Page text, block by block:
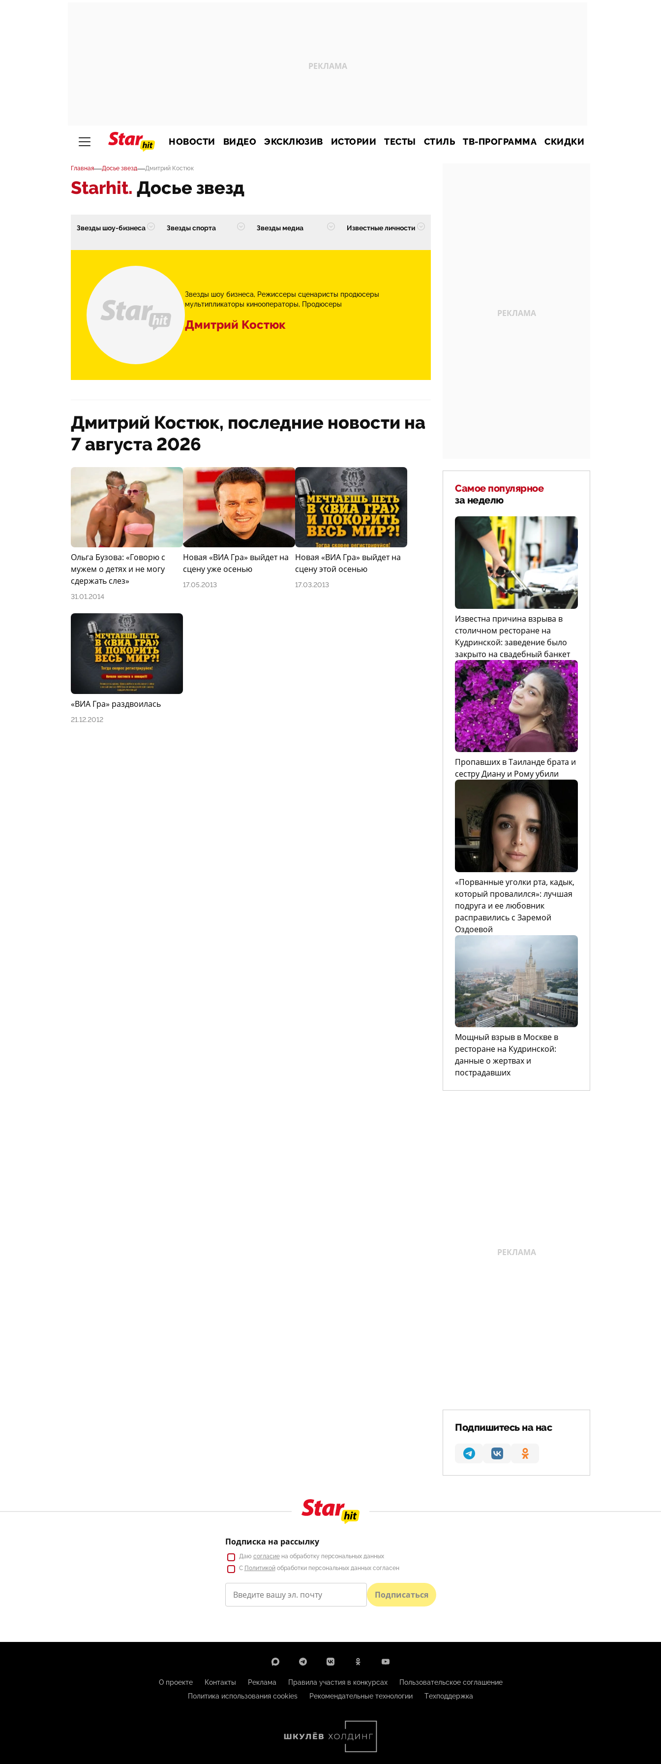
НОВОСТИ ВИДЕО ЭКСКЛЮЗИВ ИСТОРИИ ТЕСТЫ СТИЛЬ ТВ-ПРОГРАММА СКИДКИ
Главная—Досье звезд—Дмитрий Костюк
Starhit. Досье звезд
Звезды шоу-бизнеса Звезды спорта Звезды медиа Известные личности
Звезды шоу бизнеса
Режиссеры сценаристы продюсеры
мультипликаторы кинооператоры
Продюсеры
Дмитрий Костюк
Дмитрий Костюк, последние новости на
7 августа 2026
Ольга Бузова: «Говорю с
мужем о детях и не могу
сдержать слез»
31.01.2014
Новая «ВИА Гра» выйдет на
сцену уже осенью
17.05.2013
Новая «ВИА Гра» выйдет на
сцену этой осенью
17.03.2013
«ВИА Гра» раздвоилась
21.12.2012
Самое популярное
за неделю
Известна причина взрыва в
столичном ресторане на
Кудринской: заведение было
закрыто на свадебный банкет
Пропавших в Таиланде брата и
сестру Диану и Рому убили
«Порванные уголки рта, кадык,
который провалился»: лучшая
подруга и ее любовник
расправились с Заремой
Оздоевой
Мощный взрыв в Москве в
ресторане на Кудринской:
данные о жертвах и
пострадавших
Подпишитесь на нас
Подписка на рассылку
Даю согласиена обработку персональных данных
С Политикойобработки персональных данных согласен
Подписаться
О проекте Контакты Реклама Правила участия в конкурсах
Пользовательское соглашение
Политика использования cookies
Рекомендательные технологии Техподдержка